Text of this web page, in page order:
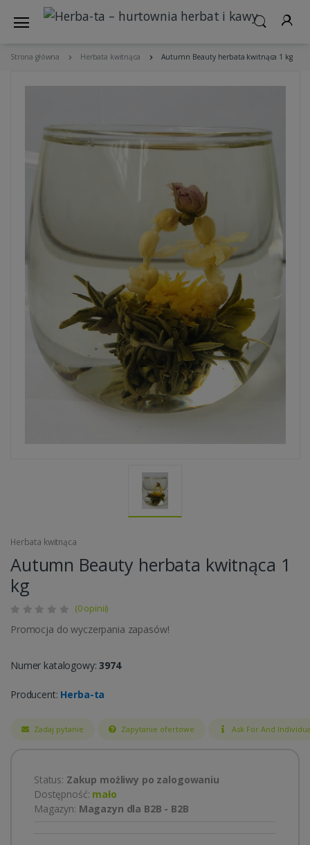
Strona główna Herbata kwitnąca Autumn Beauty herbata kwitnąca 1 kg
Herbata kwitnąca
Autumn Beauty herbata kwitnąca 1
kg
(0 opinii)
Promocja do wyczerpania zapasów!
Numer katalogowy:3974
Producent: Herba-ta
Zadaj pytanie Zapytanie ofertowe Ask For And
Status: Zakup możliwy po zalogowaniu
Dostępność: mało
Magazyn: Magazyn dla B2B - B2B